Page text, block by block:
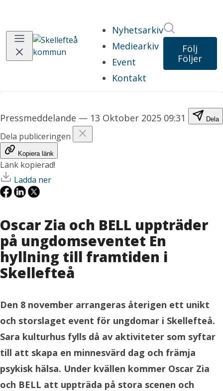
Nyhetsarkiv
Mediearkiv
Event
Kontakt
Följ
Följer
Pressmeddelande — 13 Oktober 2025 09:31 Dela
Dela publiceringen
Kopiera länk
Länk kopierad!
Ladda ner
Oscar Zia och BELL uppträder
på ungdomseventet En
hyllning till framtiden i
Skellefteå
Den 8 november arrangeras återigen ett unikt
och storslaget event för ungdomar i Skellefteå.
Sara kulturhus fylls då av aktiviteter som syftar
till att skapa en minnesvärd dag och främja
psykisk hälsa. Under kvällen kommer Oscar Zia
och BELL att uppträda på stora scenen och